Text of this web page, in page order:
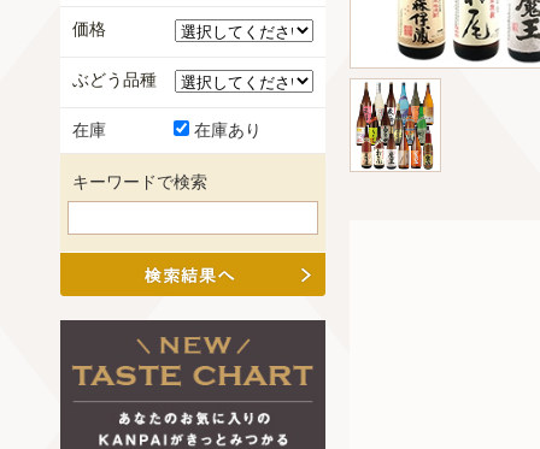
価格
ぶどう品種
在庫 在庫あり
キーワードで検索